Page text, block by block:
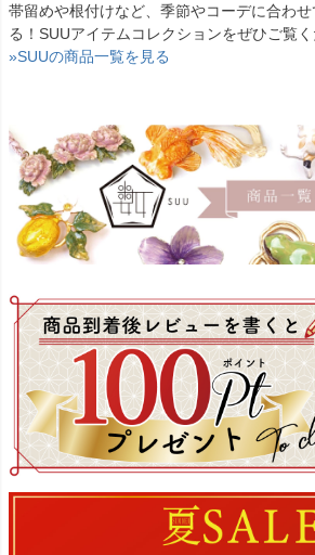
帯留めや根付けなど、季節やコーデに合わ
る！SUUアイテムコレクションをぜひご覧く
»SUUの商品一覧を見る